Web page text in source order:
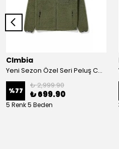
Clmbia
Yeni Sezon Özel Seri Peluş Ceket
%77
₺ 2,999.90
₺ 699.90
5 Renk 5 Beden